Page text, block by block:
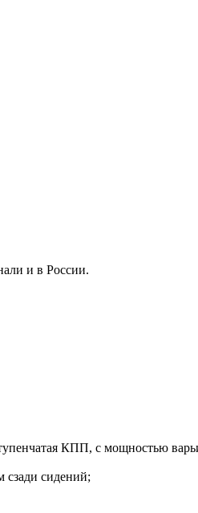
и в России.
КПП, с мощностью
сзади сидений;